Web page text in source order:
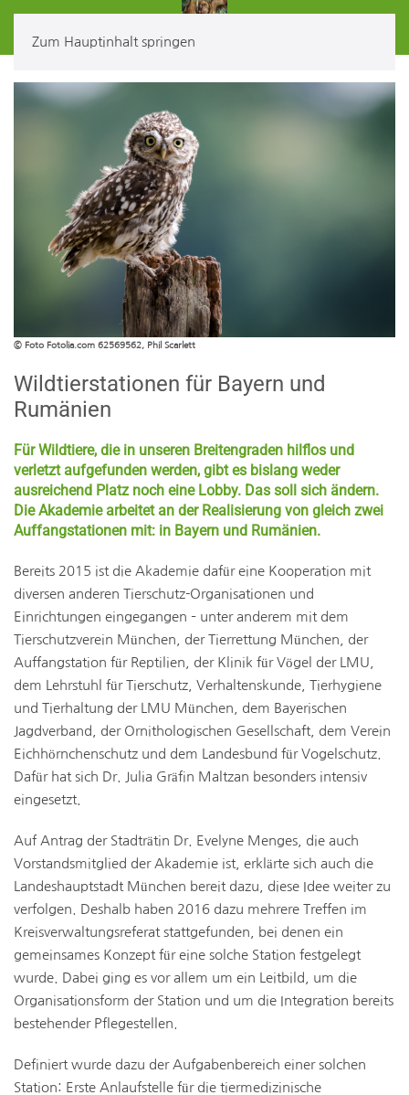
Zum Hauptinhalt springen
© Foto Fotolia.com 62569562, Phil Scarlett
Wildtierstationen für Bayern und
Rumänien
Für Wildtiere, die in unseren Breitengraden hilflos und
verletzt aufgefunden werden, gibt es bislang weder
ausreichend Platz noch eine Lobby. Das soll sich ändern.
Die Akademie arbeitet an der Realisierung von gleich zwei
Auffangstationen mit: in Bayern und Rumänien.
Bereits 2015 ist die Akademie dafür eine Kooperation mit
diversen anderen Tierschutz-Organisationen und
Einrichtungen eingegangen – unter anderem mit dem
Tierschutzverein München, der Tierrettung München, der
Auffangstation für Reptilien, der Klinik für Vögel der LMU,
dem Lehrstuhl für Tierschutz, Verhaltenskunde, Tierhygiene
und Tierhaltung der LMU München, dem Bayerischen
Jagdverband, der Ornithologischen Gesellschaft, dem Verein
Eichhörnchenschutz und dem Landesbund für Vogelschutz.
Dafür hat sich Dr. Julia Gräfin Maltzan besonders intensiv
eingesetzt.
Auf Antrag der Stadträtin Dr. Evelyne Menges, die auch
Vorstandsmitglied der Akademie ist, erklärte sich auch die
Landeshauptstadt München bereit dazu, diese Idee weiter zu
verfolgen. Deshalb haben 2016 dazu mehrere Treffen im
Kreisverwaltungsreferat stattgefunden, bei denen ein
gemeinsames Konzept für eine solche Station festgelegt
wurde. Dabei ging es vor allem um ein Leitbild, um die
Organisationsform der Station und um die Integration bereits
bestehender Pflegestellen.
Definiert wurde dazu der Aufgabenbereich einer solchen
Station: Erste Anlaufstelle für die tiermedizinische